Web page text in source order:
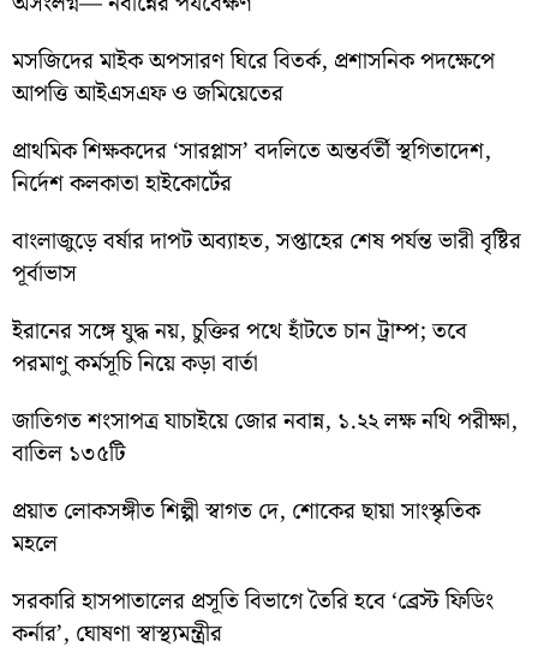
মসজিদের মাইক অপসারণ ঘিরে বিতর্ক, প্রশাসনিক পদক্ষেপে
আপত্তি আইএসএফ ও জমিয়েতের
প্রাথমিক শিক্ষকদের ‘সারপ্লাস’ বদলিতে অন্তর্বর্তী স্থগিতাদেশ,
নির্দেশ কলকাতা হাইকোর্টের
বাংলাজুড়ে বর্ষার দাপট অব্যাহত, সপ্তাহের শেষ পর্যন্ত ভারী বৃষ্টির
পূর্বাভাস
ইরানের সঙ্গে যুদ্ধ নয়, চুক্তির পথে হাঁটতে চান ট্রাম্প; তবে
পরমাণু কর্মসূচি নিয়ে কড়া বার্তা
জাতিগত শংসাপত্র যাচাইয়ে জোর নবান্ন, ১.২২ লক্ষ নথি পরীক্ষা,
বাতিল ১৩৫টি
প্রয়াত লোকসঙ্গীত শিল্পী স্বাগত দে, শোকের ছায়া সাংস্কৃতিক
মহলে
সরকারি হাসপাতালের প্রসূতি বিভাগে তৈরি হবে ‘ব্রেস্ট ফিডিং
কর্নার’, ঘোষণা স্বাস্থ্যমন্ত্রীর